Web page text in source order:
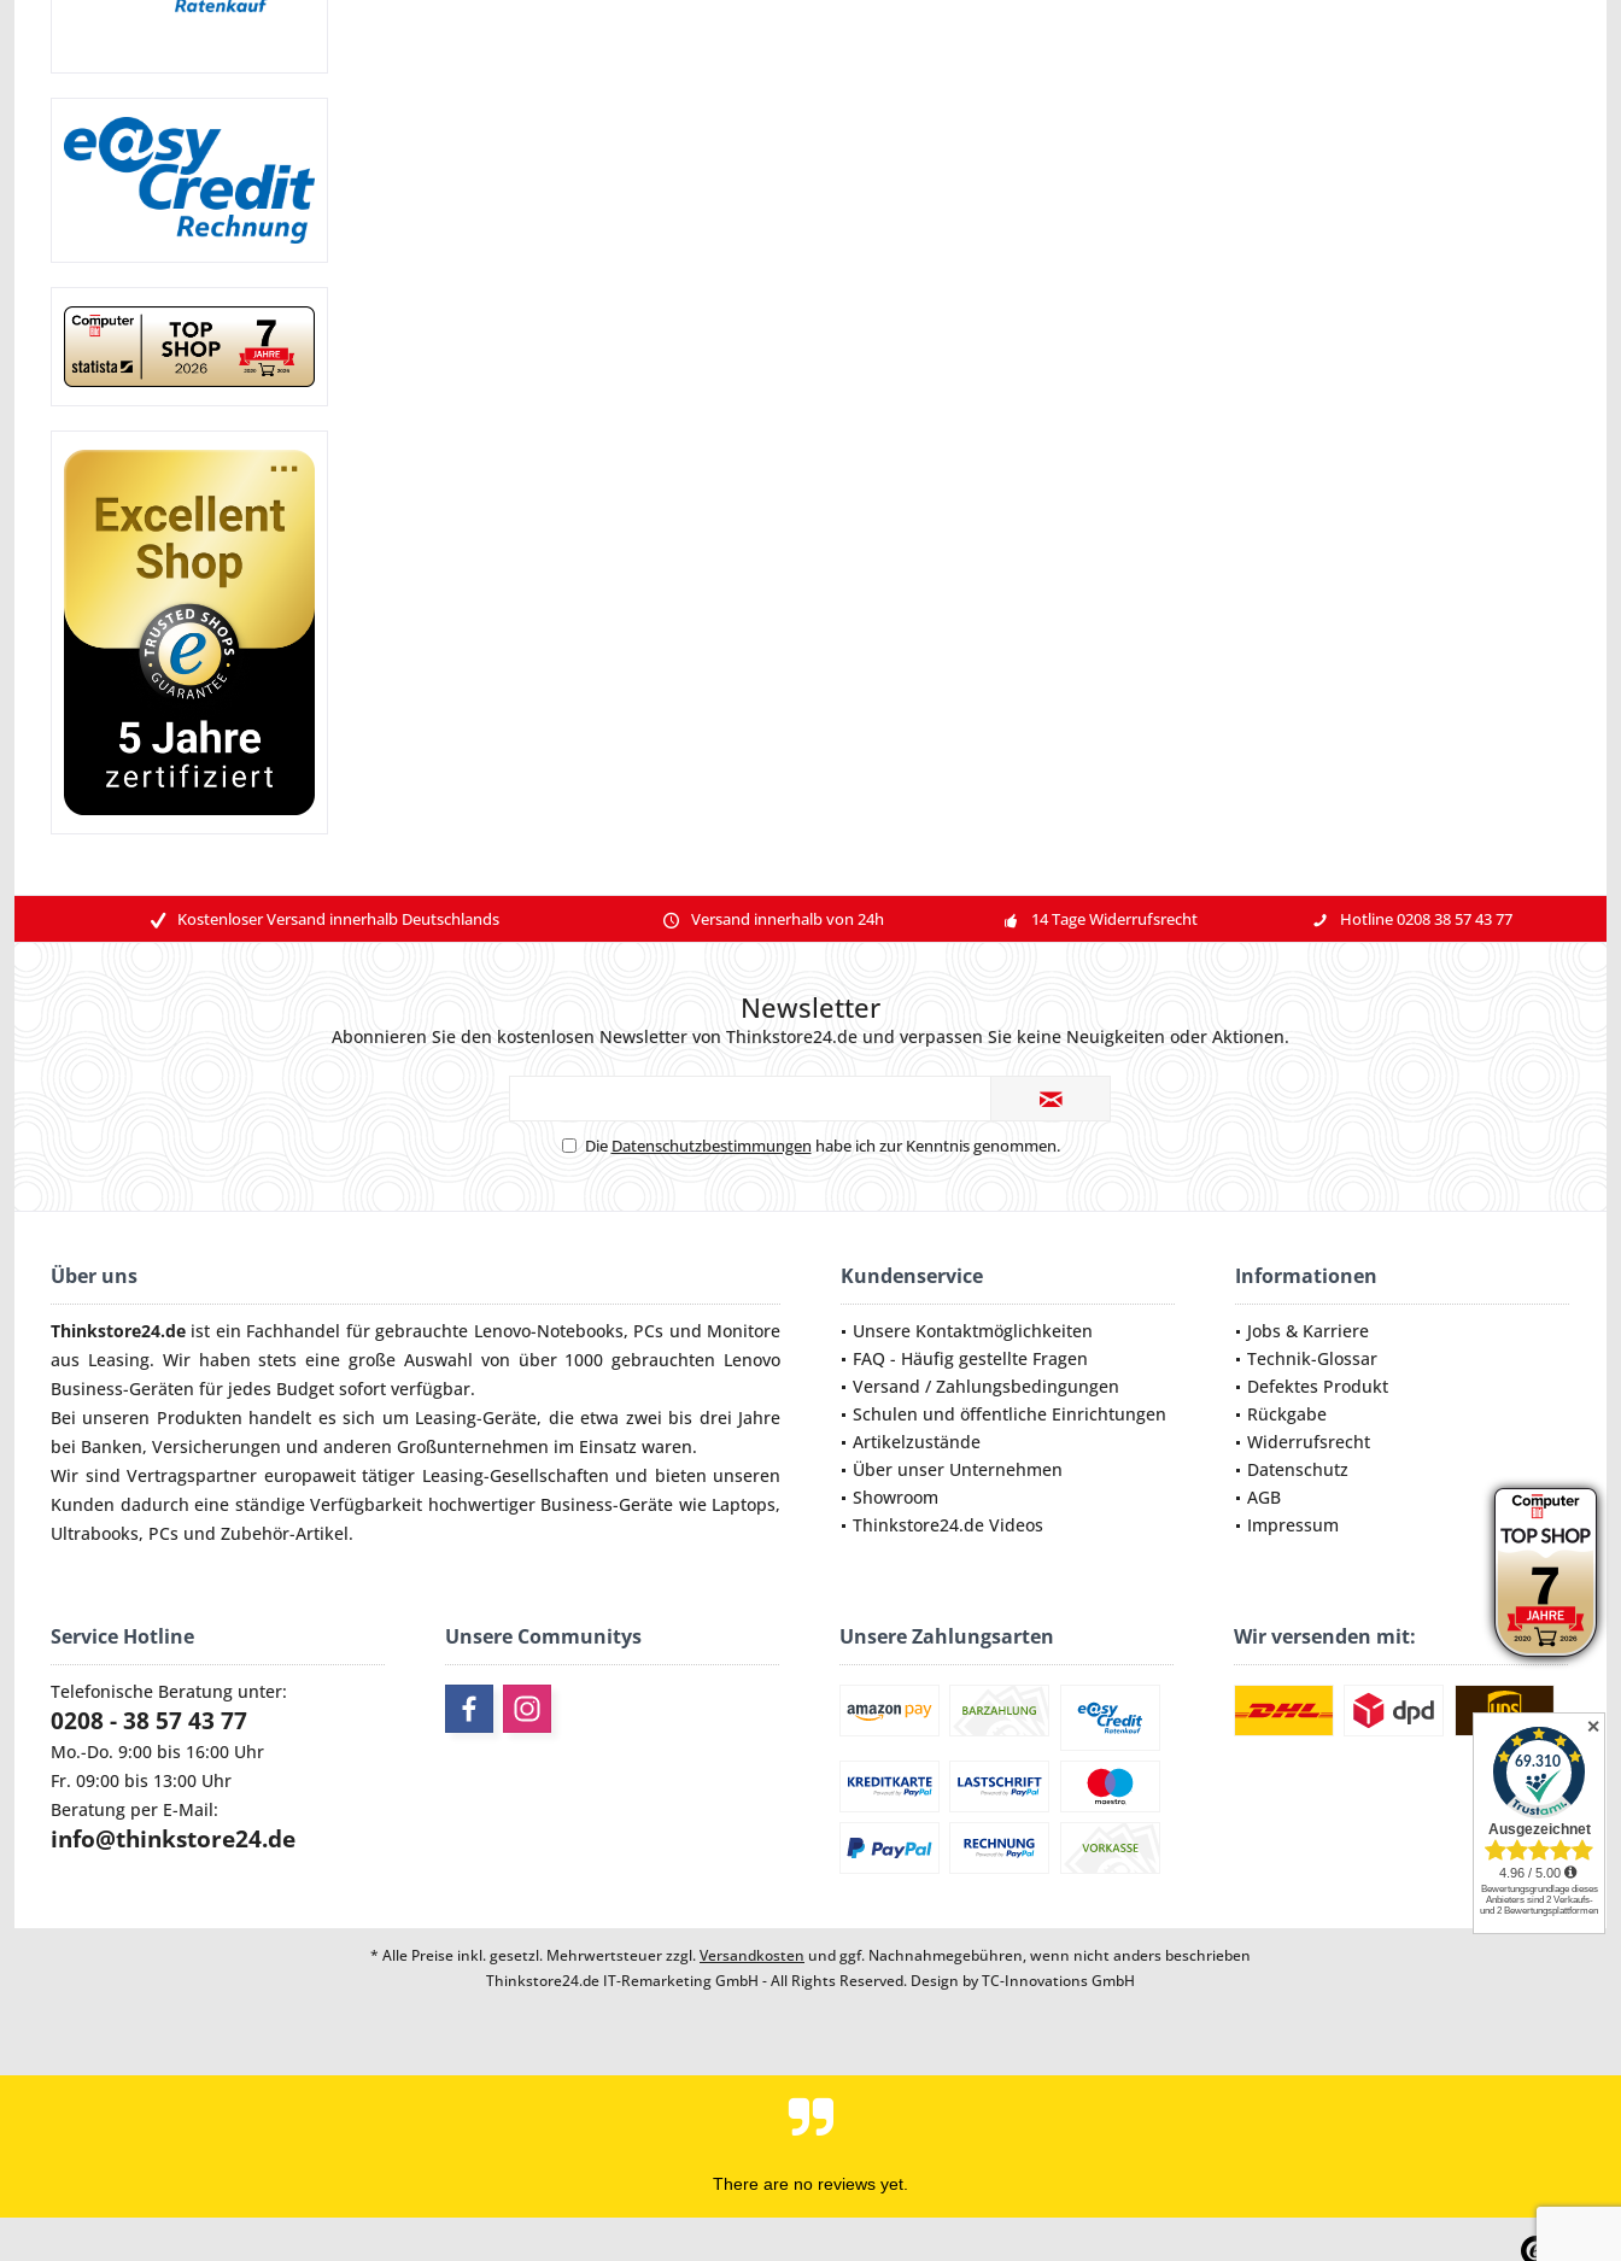
Kostenloser Versand innerhalb Deutschlands Versand innerhalb von 24h 14 Tage Widerrufsrecht Hotline 0208 38 57 43 77
Newsletter
Abonnieren Sie den kostenlosen Newsletter von Thinkstore24.de und verpassen Sie keine Neuigkeiten oder Aktionen.
Die Datenschutzbestimmungen habe ich zur Kenntnis genommen.
Über uns
Thinkstore24.de ist ein Fachhandel für gebrauchte Lenovo-Notebooks, PCs und Monitore
aus Leasing. Wir haben stets eine große Auswahl von über 1000 gebrauchten Lenovo
Business-Geräten für jedes Budget sofort verfügbar.
Bei unseren Produkten handelt es sich um Leasing-Geräte, die etwa zwei bis drei Jahre
bei Banken, Versicherungen und anderen Großunternehmen im Einsatz waren.
Wir sind Vertragspartner europaweit tätiger Leasing-Gesellschaften und bieten unseren
Kunden dadurch eine ständige Verfügbarkeit hochwertiger Business-Geräte wie Laptops,
Ultrabooks, PCs und Zubehör-Artikel.
Kundenservice
Unsere Kontaktmöglichkeiten
FAQ - Häufig gestellte Fragen
Versand / Zahlungsbedingungen
Schulen und öffentliche Einrichtungen
Artikelzustände
Über unser Unternehmen
Showroom
Thinkstore24.de Videos
Informationen
Jobs & Karriere
Technik-Glossar
Defektes Produkt
Rückgabe
Widerrufsrecht
Datenschutz
AGB
Impressum
Service Hotline
Telefonische Beratung unter:
0208 - 38 57 43 77
Mo.-Do. 9:00 bis 16:00 Uhr
Fr. 09:00 bis 13:00 Uhr
Beratung per E-Mail:
info@thinkstore24.de
Unsere Communitys Unsere Zahlungsarten Wir versenden mit:
* Alle Preise inkl. gesetzl. Mehrwertsteuer zzgl.Versandkosten und ggf. Nachnahmegebühren, wenn nicht anders beschrieben
Thinkstore24.de IT-Remarketing GmbH - All Rights Reserved. Design byTC-Innovations GmbH
There are no reviews yet.
✕